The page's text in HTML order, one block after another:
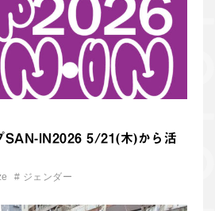
SAN-IN2026 5/21(木)から活
# ジェンダー